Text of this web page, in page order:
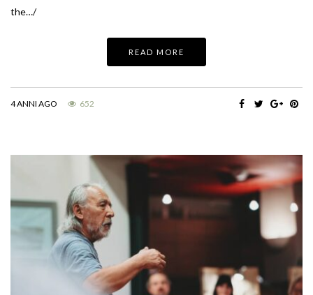
the…/
READ MORE
4 ANNI AGO 652